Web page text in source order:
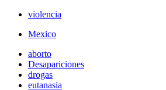
violencia
Mexico
aborto
Desapariciones
drogas
eutanasia